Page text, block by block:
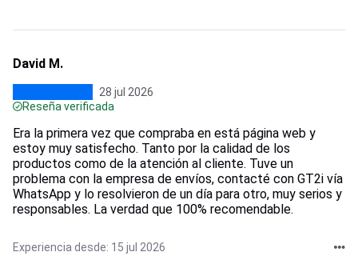
David M.
28 jul 2026
Reseña verificada
Era la primera vez que compraba en está página web y
estoy muy satisfecho. Tanto por la calidad de los
productos como de la atención al cliente. Tuve un
problema con la empresa de envíos, contacté con GT2i vía
WhatsApp y lo resolvieron de un día para otro, muy serios y
responsables. La verdad que 100% recomendable.
Experiencia desde: 15 jul 2026